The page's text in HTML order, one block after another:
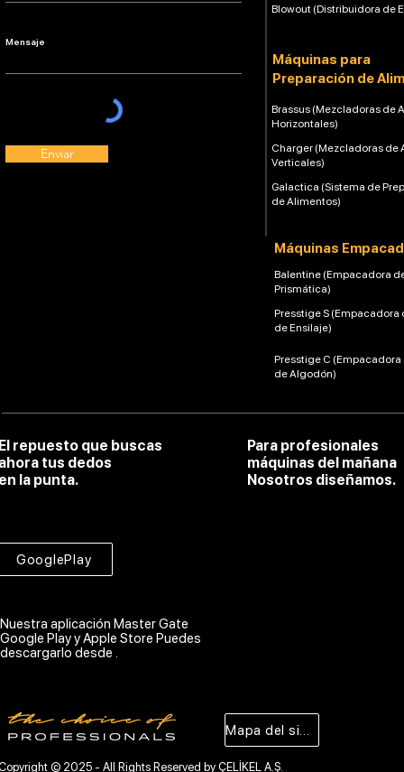
Enviar
Blowout (Distribuidora de
Máquinas para
Preparación de
Brassus (Mezcladoras de
Horizontales)
Charger (Mezcladoras de
Verticales)
Galactica (Sistema de
de Alimentos)
Máquinas
Balentine (Empacadora
Prismática)
Presstige S (Empacadora
de Ensilaje)
Presstige C (Empacadora
de Algodón)
repuesto que buscas
tus dedos
la punta.
Para profesionales
máquinas del mañana
Nosotros diseñamos.
GooglePlay
Nuestra aplicación Master Gate
Google Play y Apple Store Puedes
descargarlo desde .
© 2025 - All Rights Reserved by ÇELİKEL A.Ş.